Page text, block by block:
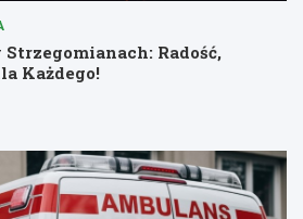
Radość,
Każdego!